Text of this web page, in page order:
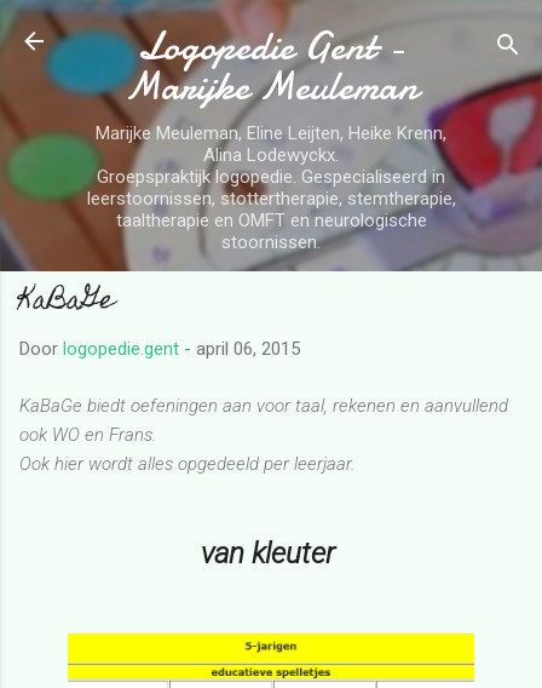
Doorgaan naar hoofdcontent
Logopedie Gent -
Marijke Meuleman
Marijke Meuleman, Eline Leijten, Heike Krenn,
Alina Lodewyckx.
Groepspraktijk logopedie. Gespecialiseerd in
leerstoornissen, stottertherapie, stemtherapie,
taaltherapie en OMFT en neurologische
stoornissen.
KaBaGe
Door logopedie.gent - april 06, 2015
KaBaGe biedt oefeningen aan voor taal, rekenen en aanvullend
ook WO en Frans.
Ook hier wordt alles opgedeeld per leerjaar.
van kleuter